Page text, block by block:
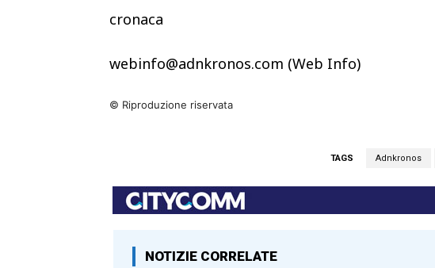
cronaca
webinfo@adnkronos.com (Web Info)
© Riproduzione riservata
TAGS Adnkronos
NOTIZIE CORRELATE